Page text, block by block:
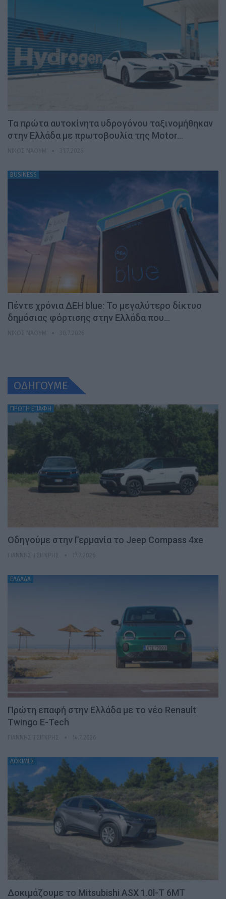
Τα πρώτα αυτοκίνητα υδρογόνου ταξινομήθηκαν
στην Ελλάδα με πρωτοβουλία της Motor…
BUSINESS
Πέντε χρόνια ΔΕΗ blue: Το μεγαλύτερο δίκτυο
δημόσιας φόρτισης στην Ελλάδα που…
ΟΔΗΓΟΥΜΕ
ΠΡΩΤΗ ΕΠΑΦΗ
Οδηγούμε στην Γερμανία το Jeep Compass 4xe
ΕΛΛΑΔΑ
Πρώτη επαφή στην Ελλάδα με το νέο Renault
Twingo E-Tech
ΔΟΚΙΜΕΣ
Δοκιμάζουμε το Mitsubishi ASX 1.0l-T 6MT